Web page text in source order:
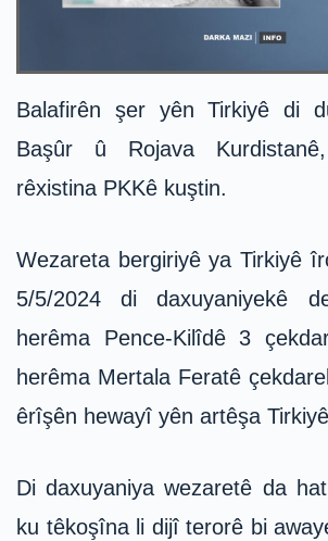
Balafirên şer yên Tirkiyê di
Başûr û Rojava
rêxistina PKKê kuştin.
Wezareta bergiriyê ya Tirkiyê
5/5/2024 di daxuyaniyekê
herêma Pence-Kilîdê 3
herêma Mertala Feratê
êrîşên hewayî yên artêşa
Di daxuyaniya wezaretê da
ku têkoşîna li dijî terorê bi